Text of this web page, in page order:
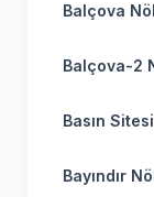
Balçova
Balçova-2
Basın
Bayındır